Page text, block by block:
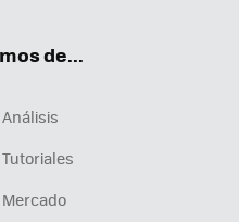
de...
Análisis
Tutoriales
Mercado